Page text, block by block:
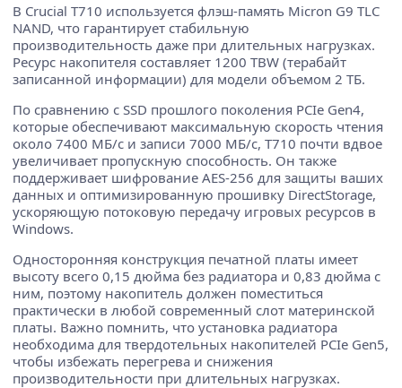
В Crucial T710 используется флэш-память Micron G9 TLC
NAND, что гарантирует стабильную
производительность даже при длительных нагрузках.
Ресурс накопителя составляет 1200 TBW (терабайт
записанной информации) для модели объемом 2 ТБ.
По сравнению с SSD прошлого поколения PCIe Gen4,
которые обеспечивают максимальную скорость чтения
около 7400 МБ/с и записи 7000 МБ/с, T710 почти вдвое
увеличивает пропускную способность. Он также
поддерживает шифрование AES-256 для защиты ваших
данных и оптимизированную прошивку DirectStorage,
ускоряющую потоковую передачу игровых ресурсов в
Windows.
Односторонняя конструкция печатной платы имеет
высоту всего 0,15 дюйма без радиатора и 0,83 дюйма с
ним, поэтому накопитель должен поместиться
практически в любой современный слот материнской
платы. Важно помнить, что установка радиатора
необходима для твердотельных накопителей PCIe Gen5,
чтобы избежать перегрева и снижения
производительности при длительных нагрузках.